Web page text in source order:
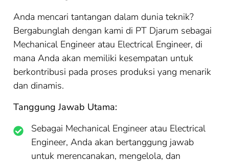
Anda mencari tantangan dalam dunia teknik?
Bergabunglah dengan kami di PT Djarum sebagai
Mechanical Engineer atau Electrical Engineer, di
mana Anda akan memiliki kesempatan untuk
berkontribusi pada proses produksi yang menarik
dan dinamis.
Tanggung Jawab Utama:
Sebagai Mechanical Engineer atau Electrical
Engineer, Anda akan bertanggung jawab
untuk merencanakan, mengelola, dan